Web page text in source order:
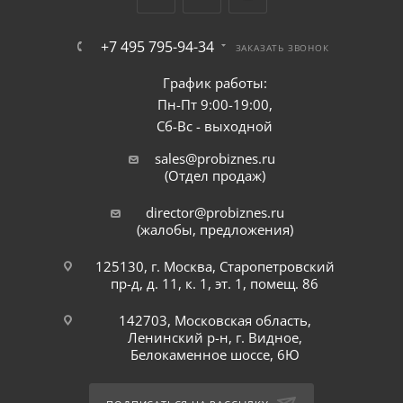
требованиям пищевой промышленности.
Инновационные разработки и передовые
технологии для повышения эффективности
Гарантия от завода и сервисное
Если вы решили купить оборудование
Наша компания — официальные дилеры и
предлагаем 100% оригинальную продукцию с
гарантией от производителя, а также
консультации по подбору техники под
индивидуальные потребности бизнеса.
+7 495 795-94-34 ЗАКАЗАТЬ ЗВОНОК
График работы:
Пн-Пт 9:00-19:00,
Сб-Вс - выходной
sales@probiznes.ru
(Отдел продаж)
director@probiznes.ru
(жалобы, предложения)
125130, г. Москва, Старопетровский
пр-д, д. 11, к. 1, эт. 1, помещ. 86
142703, Московская область,
Ленинский р-н, г. Видное,
Белокаменное шоссе, 6Ю